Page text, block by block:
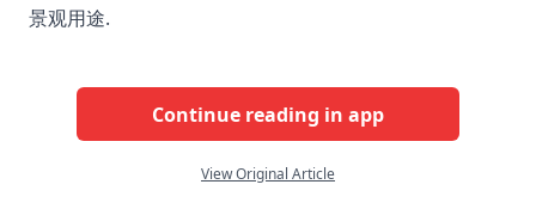
景观用途.
Continue reading in app
View Original Article